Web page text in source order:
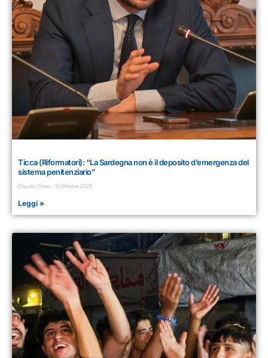
Ticca (Riformatori): “La Sardegna non è il deposito d’emergenza del
sistema penitenziario”
Claudio Chisu 13 Ottobre 2025
Leggi »